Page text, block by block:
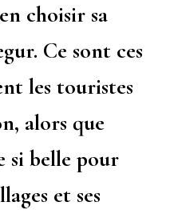
choisir sa
Ce sont ces
les touristes
alors que
si belle pour
et ses